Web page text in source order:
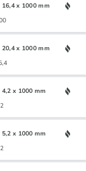
x 1000 mm
x 1000 mm
x 1000 mm
x 1000 mm